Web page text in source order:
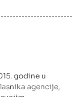
godine u
agencije,